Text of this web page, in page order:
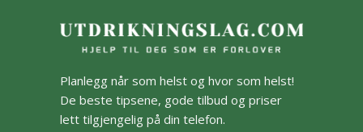
Planlegg når som helst og hvor som helst!
De beste tipsene, gode tilbud og priser
lett tilgjengelig på din telefon.